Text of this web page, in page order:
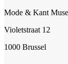
Mode & Kant
Violetstraat 12
1000 Brussel